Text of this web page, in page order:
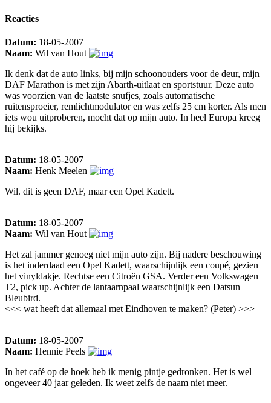
Reacties
Datum: 18-05-2007
Naam: Wil van Hout
Ik denk dat de auto links, bij mijn schoonouders voor de deur, mijn
DAF Marathon is met zijn Abarth-uitlaat en sportstuur. Deze auto
was voorzien van de laatste snufjes, zoals automatische
ruitensproeier, remlichtmodulator en was zelfs 25 cm korter. Als men
iets wou uitproberen, mocht dat op mijn auto. In heel Europa kreeg
hij bekijks.
Datum: 18-05-2007
Naam: Henk Meelen
Wil. dit is geen DAF, maar een Opel Kadett.
Datum: 18-05-2007
Naam: Wil van Hout
Het zal jammer genoeg niet mijn auto zijn. Bij nadere beschouwing
is het inderdaad een Opel Kadett, waarschijnlijk een coupé, gezien
het vinyldakje. Rechtse een Citroën GSA. Verder een Volkswagen
T2, pick up. Achter de lantaarnpaal waarschijnlijk een Datsun
Bleubird.
<<< wat heeft dat allemaal met Eindhoven te maken? (Peter) >>>
Datum: 18-05-2007
Naam: Hennie Peels
In het café op de hoek heb ik menig pintje gedronken. Het is wel
ongeveer 40 jaar geleden. Ik weet zelfs de naam niet meer.